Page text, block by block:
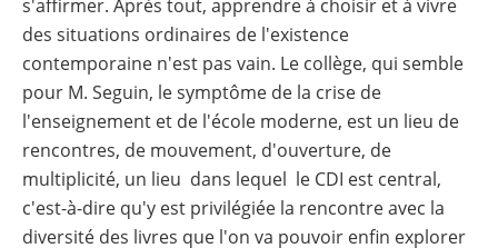
s'affirmer. Après tout, apprendre à choisir et à vivre
des situations ordinaires de l'existence
contemporaine n'est pas vain. Le collège, qui semble
pour M. Seguin, le symptôme de la crise de
l'enseignement et de l'école moderne, est un lieu de
rencontres, de mouvement, d'ouverture, de
multiplicité, un lieu dans lequel le CDI est central,
c'est-à-dire qu'y est privilégiée la rencontre avec la
diversité des livres que l'on va pouvoir enfin explorer